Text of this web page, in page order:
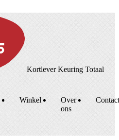
Kortlever Keuring Totaal
Winkel
Over
ons
Contact